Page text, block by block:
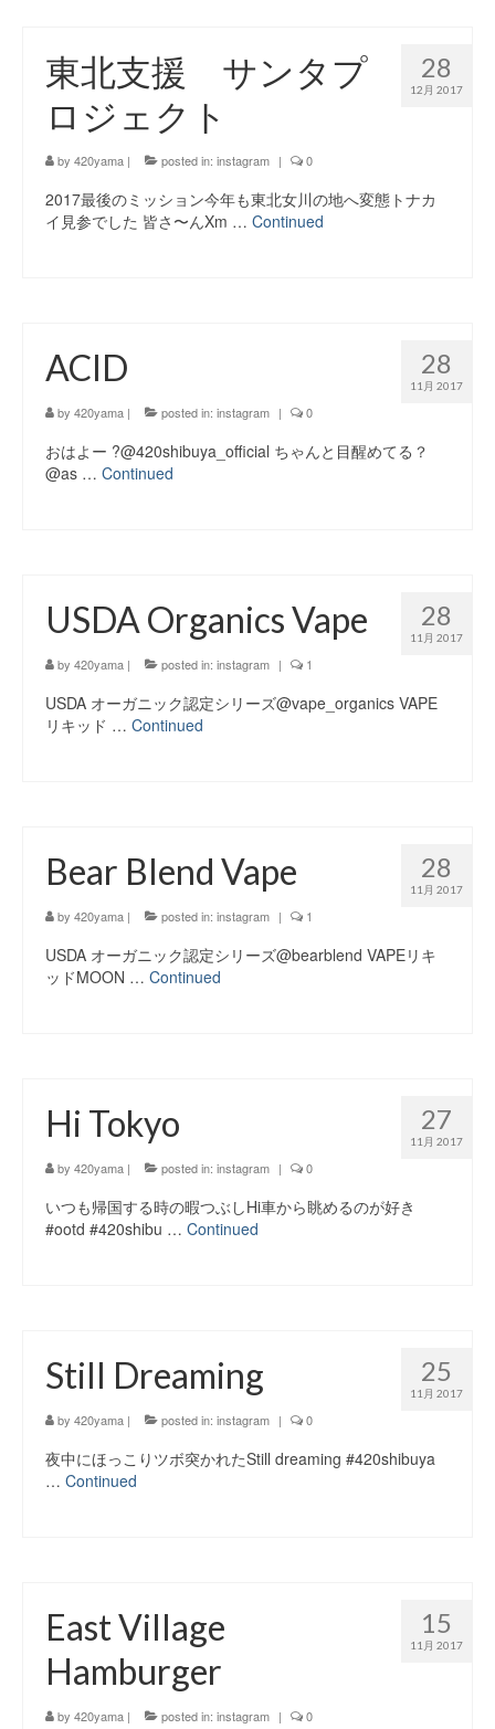
28
12月 2017
東北支援 サンタプ
ロジェクト
by 420yama | posted in: instagram | 0
2017最後のミッション今年も東北女川の地へ変態トナカ
イ見参でした 皆さ〜んXm … Continued
28
11月 2017
ACID
by 420yama | posted in: instagram | 0
おはよー ?@420shibuya_official ちゃんと目醒めてる？
@as … Continued
28
11月 2017
USDA Organics Vape
by 420yama | posted in: instagram | 1
USDA オーガニック認定シリーズ@vape_organics VAPE
リキッド … Continued
28
11月 2017
Bear Blend Vape
by 420yama | posted in: instagram | 1
USDA オーガニック認定シリーズ@bearblend VAPEリキ
ッドMOON … Continued
27
11月 2017
Hi Tokyo
by 420yama | posted in: instagram | 0
いつも帰国する時の暇つぶしHi車から眺めるのが好き
#ootd #420shibu … Continued
25
11月 2017
Still Dreaming
by 420yama | posted in: instagram | 0
夜中にほっこりツボ突かれたStill dreaming #420shibuya
… Continued
15
11月 2017
East Village
Hamburger
by 420yama | posted in: instagram | 0